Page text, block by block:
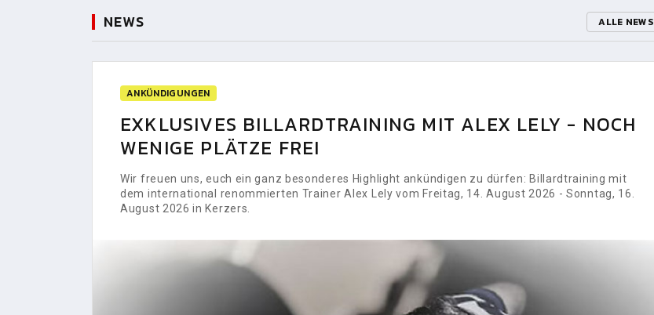
NEWS ALLE NEWS
ANKÜNDIGUNGEN
EXKLUSIVES BILLARDTRAINING MIT ALEX LELY - NOCH
WENIGE PLÄTZE FREI
Wir freuen uns, euch ein ganz besonderes Highlight ankündigen zu dürfen: Billardtraining mit
dem international renommierten Trainer Alex Lely vom Freitag, 14. August 2026 - Sonntag, 16.
August 2026 in Kerzers.